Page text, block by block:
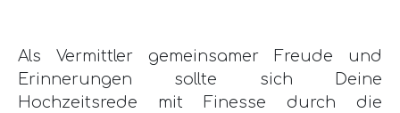
Als Vermittler gemeinsamer Freude und
Erinnerungen sollte sich Deine
Hochzeitsrede mit Finesse durch die